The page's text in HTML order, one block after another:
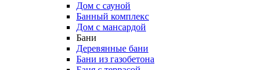
Дом с сауной
Банный комплекс
Дом с мансардой
Бани
Деревянные бани
Бани из газобетона